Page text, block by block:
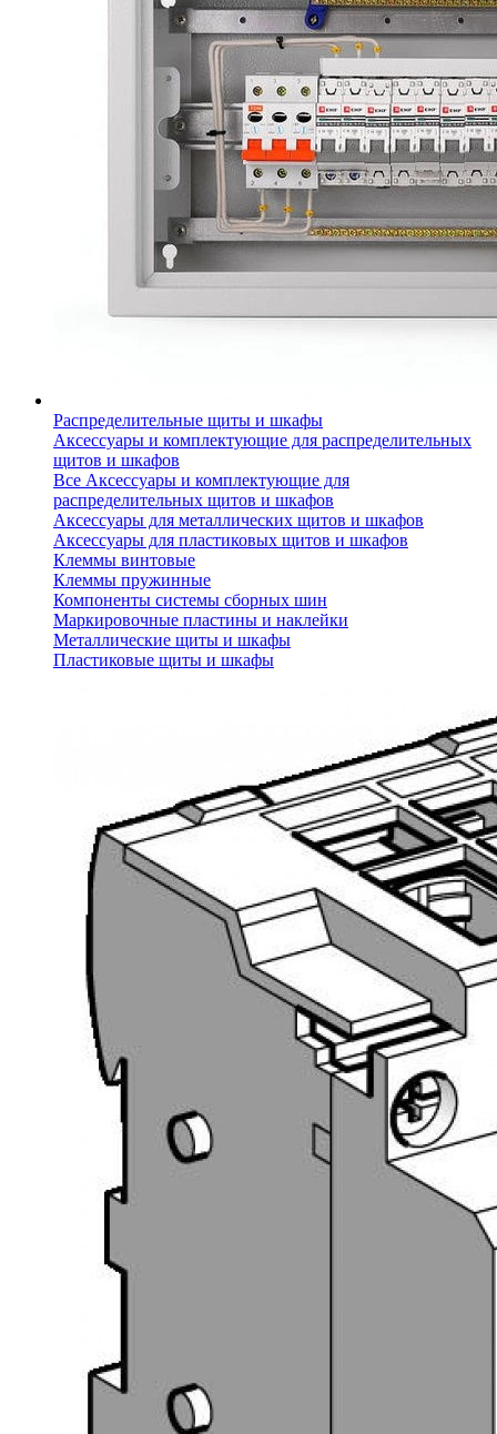
Распределительные щиты и шкафы
Аксессуары и комплектующие для распределительных
щитов и шкафов
Все Аксессуары и комплектующие для
распределительных щитов и шкафов
Аксессуары для металлических щитов и шкафов
Аксессуары для пластиковых щитов и шкафов
Клеммы винтовые
Клеммы пружинные
Компоненты системы сборных шин
Маркировочные пластины и наклейки
Металлические щиты и шкафы
Пластиковые щиты и шкафы